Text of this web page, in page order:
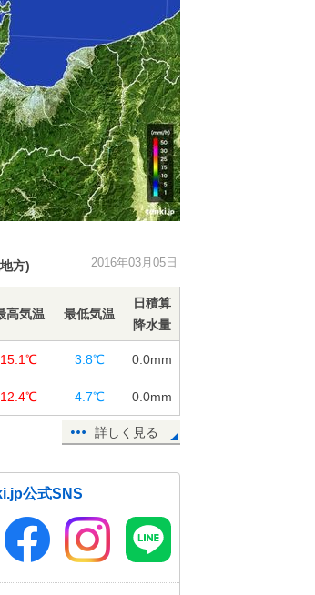
方) 2016年03月05日
高気温 最低気温
日積算
降水量
15.1℃ 3.8℃ 0.0mm
12.4℃ 4.7℃ 0.0mm
詳しく見る
公式SNS